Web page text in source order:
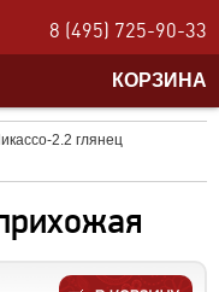
8 (495) 725-90-33
КОРЗИНА
2.2 глянец